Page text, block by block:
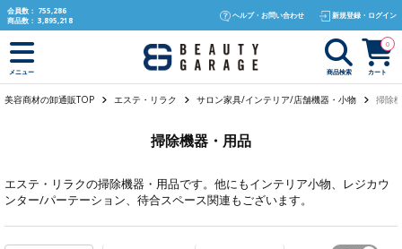
text.skipToContent
text.skipToNavigation
会員数： 755,286
商品数： 3,895,218
ヘルプ・お問い合わせ 新規登録・ログイン
メニュー 商品検索 カート
0
美容商材の卸通販TOP エステ・リラク サロン家具/インテリア/店舗機器・小物 掃除
掃除機器・用品
エステ・リラクの掃除機器・用品です。他にもインテリア小物、
レジカウ
ンター/パーテーション、 待合スペース関連もございます。